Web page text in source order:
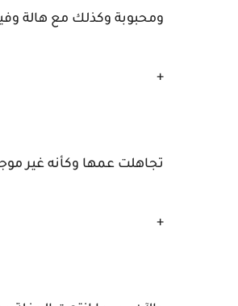
ومحبوبة وكذلك مع هالة
+
تجاهلت عمها وكأنه غير
+